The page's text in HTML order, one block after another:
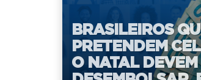
BRASILEIROS
PRETENDEM
O NATAL DEVEM